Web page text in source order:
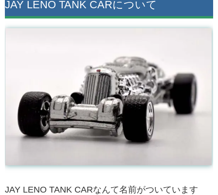
JAY LENO TANK CARについて
JAY LENO TANK CARなんて名前がついています